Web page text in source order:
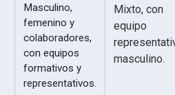
Masculino,
femenino y
colaboradores,
con equipos
formativos y
representativos.
Mixto, con
equipo
masculino.